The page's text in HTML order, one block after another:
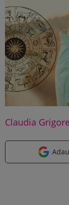
Claudia Grigore